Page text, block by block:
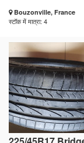
Bouzonville, France
स्टॉक में मात्रा: 4